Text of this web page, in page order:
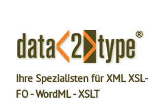
Ihre Spezialisten für XML XSL-
FO - WordML - XSLT